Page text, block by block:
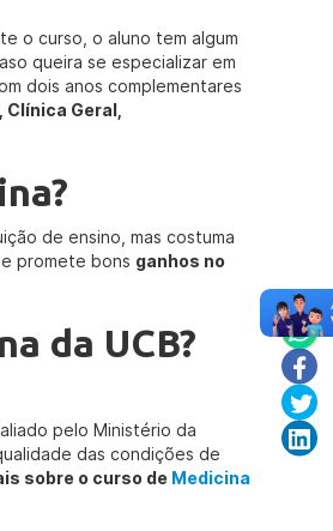
o curso, o aluno tem algum
queira se especializar em
dois anos complementares
Geral,
de ensino, mas costuma
promete bons ganhos no
da UCB?
pelo Ministério da
das condições de
sobre o curso de Medicina